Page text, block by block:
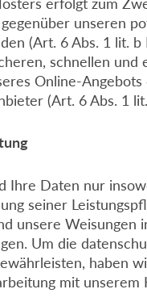
unseren
(Art. 6 Abs. 1 lit. b
schnellen und
Online-
(Art. 6 Abs. 1
Ihre Daten nur
seiner
unsere Weisungen
Um die
haben
mit unserem